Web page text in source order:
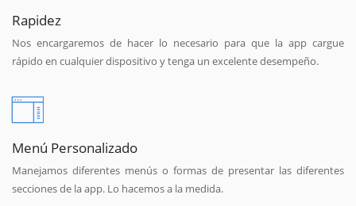
Rapidez
Nos encargaremos de hacer lo necesario para que la app cargue
rápido en cualquier dispositivo y tenga un excelente desempeño.
Menú Personalizado
Manejamos diferentes menús o formas de presentar las diferentes
secciones de la app. Lo hacemos a la medida.